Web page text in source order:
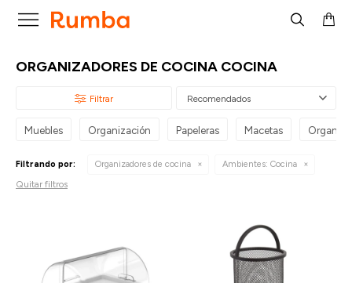

ORGANIZADORES DE COCINA COCINA
Recomendados
Muebles Organización Papeleras Macetas
Filtrando por: Organizadores de cocina Ambientes: Cocina
Quitar filtros